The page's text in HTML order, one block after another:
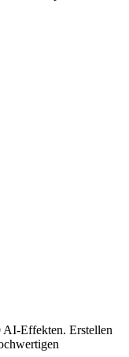
Effekten. Erstellen